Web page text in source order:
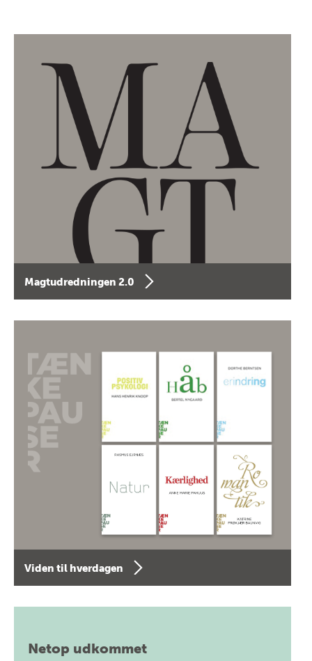
Magtudredningen 2.0
Viden til hverdagen
Netop udkommet